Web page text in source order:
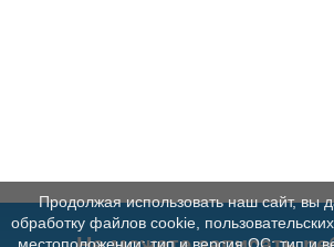
Продолжая использовать наш сайт, вы
обработку файлов cookie,